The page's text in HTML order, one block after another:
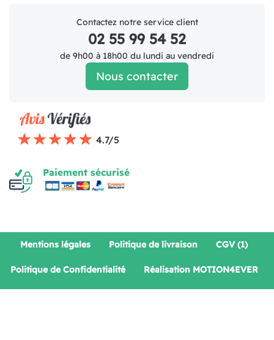
Contactez notre service client
02 55 99 54 52
de 9h00 à 18h00 du lundi au vendredi
Nous contacter
4.7/5
Paiement sécurisé
Mentions légales Politique de livraison CGV (1)
Politique de Confidentialité Réalisation MOTION4EVER